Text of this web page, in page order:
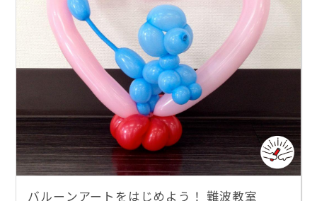
バルーンアートをはじめよう！ 難波教室